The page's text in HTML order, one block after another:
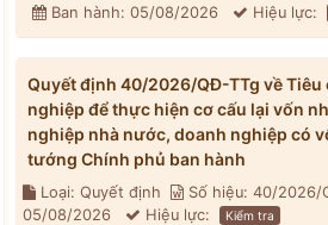
Ban hành: 05/08/2026
Hiệu lực:
Quyết định 40/2026/QĐ-TTg về Tiêu
nghiệp để thực hiện cơ cấu lại vốn
nghiệp nhà nước, doanh nghiệp có
tướng Chính phủ ban hành
Loại: Quyết định Số hiệu: 40/2026/
05/08/2026
Hiệu lực: Kiểm tra